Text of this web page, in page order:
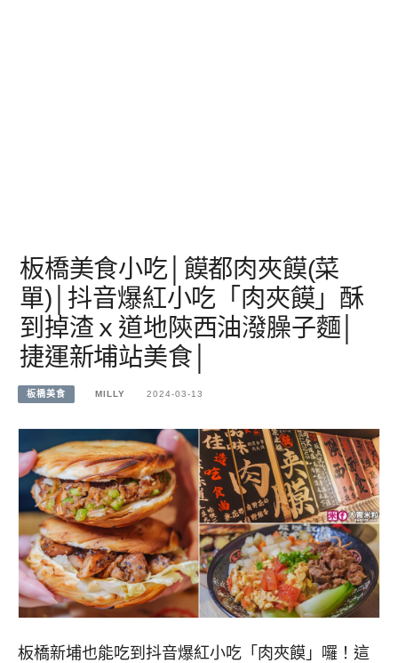
板橋美食小吃│饃都肉夾饃(菜
單)│抖音爆紅小吃「肉夾饃」酥
到掉渣ｘ道地陝西油潑臊子麵│
捷運新埔站美食│
板橋美食 MILLY 2024-03-13
板橋新埔也能吃到抖音爆紅小吃「肉夾饃」囉！這